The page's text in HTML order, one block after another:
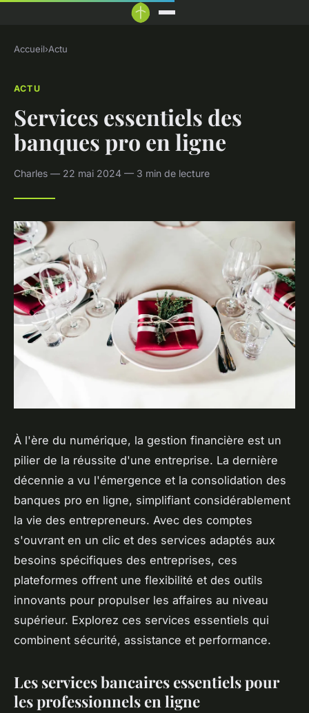
Accueil›Actu
ACTU
Services essentiels des
banques pro en ligne
Charles — 22 mai 2024 — 3 min de lecture
À l'ère du numérique, la gestion financière est un
pilier de la réussite d'une entreprise. La dernière
décennie a vu l'émergence et la consolidation des
banques pro en ligne, simplifiant considérablement
la vie des entrepreneurs. Avec des comptes
s'ouvrant en un clic et des services adaptés aux
besoins spécifiques des entreprises, ces
plateformes offrent une flexibilité et des outils
innovants pour propulser les affaires au niveau
supérieur. Explorez ces services essentiels qui
combinent sécurité, assistance et performance.
Les services bancaires essentiels pour
les professionnels en ligne